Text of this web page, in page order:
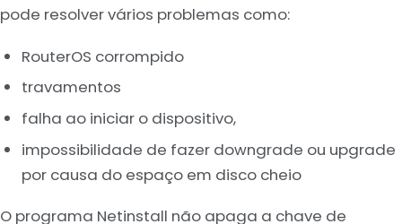
pode resolver vários problemas como:
RouterOS corrompido
travamentos
falha ao iniciar o dispositivo,
impossibilidade de fazer downgrade ou upgrade
por causa do espaço em disco cheio
O programa Netinstall não apaga a chave de